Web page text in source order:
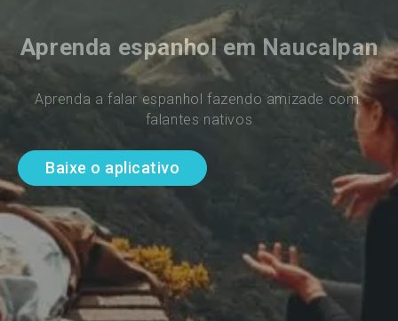
Aprenda espanhol em Naucalpan
Aprenda a falar espanhol fazendo amizade com
falantes nativos
Baixe o aplicativo